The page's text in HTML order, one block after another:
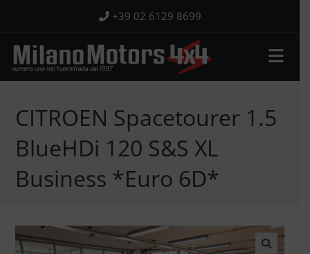
contenuto
+39 02 6129 8699
CITROEN Spacetourer 1.5
BlueHDi 120 S&S XL
Business *Euro 6D*